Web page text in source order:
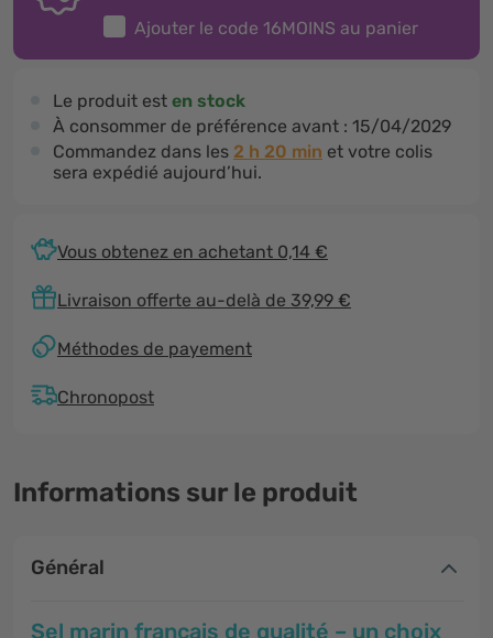
Ajouter le code 16MOINS au panier
Le produit est en stock
À consommer de préférence avant : 15/04/2029
Commandez dans les 2 h 19 minet votre colis
sera expédié aujourd’hui.
Vous obtenez en achetant 0,14 €
Livraison offerte au-delà de 39,99 €
Méthodes de payement
Chronopost
Informations sur le produit
Général
Sel marin français de qualité – un choix